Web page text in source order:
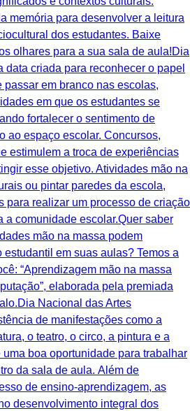
memória para desenvolver a leitura
dos estudantes. Baixe
olhares para a sua sala de aula!Dia
data criada para reconhecer o papel
em branco nas escolas,
em que os estudantes se
fortalecer o sentimento de
ao espaço escolar. Concursos,
estimulem a troca de experiências
esse objetivo. Atividades mão na
ou pintar paredes da escola,
para realizar um processo de criação
a comunidade escolar.Quer saber
mão na massa podem
em suas aulas? Temos a
“Aprendizagem mão na massa
elaborada pela premiada
Nacional das Artes
de manifestações como a
o teatro, o circo, a pintura e a
boa oportunidade para trabalhar
da sala de aula. Além de
de ensino-aprendizagem, as
desenvolvimento integral dos